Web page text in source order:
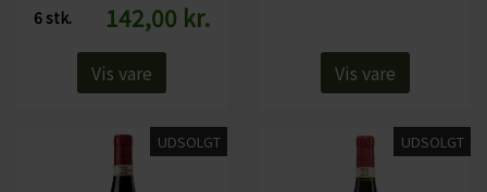
6 stk.
142,00 kr.
Vis vare Vis vare
UDSOLGT UDSOLGT